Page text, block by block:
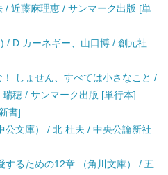
/ 近藤麻理恵 / サンマーク出版 [単
/ D.カーネギー、山口博 / 創元社
しょせん、すべては小さなこと /
穂 / サンマーク出版 [単行本]
書]
公文庫） / 北 杜夫 / 中央公論新社
するための12章 （角川文庫） / 五